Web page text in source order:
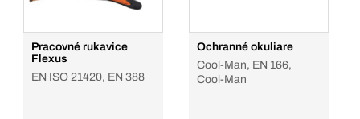
Pracovné rukavice
Flexus
EN ISO 21420, EN 388
Ochranné okuliare
Cool-Man, EN 166,
Cool-Man